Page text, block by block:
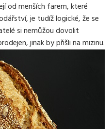
od menších farem, které
je tudíž logické, že se
si nemůžou dovolit
jinak by přišli na mizinu.